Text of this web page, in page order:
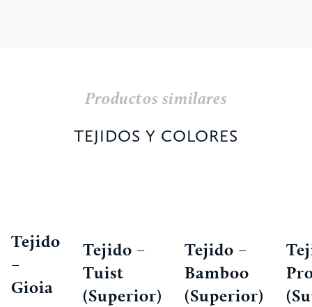
Productos similares
TEJIDOS Y COLORES
Tejido
–
Gioia
Tejido –
Tuist
(Superior)
Tejido –
Bamboo
(Superior)